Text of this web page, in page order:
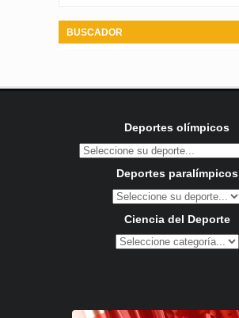
BUSCADOR
Deportes olímpicos
Deportes paralímpicos
Ciencia del Deporte